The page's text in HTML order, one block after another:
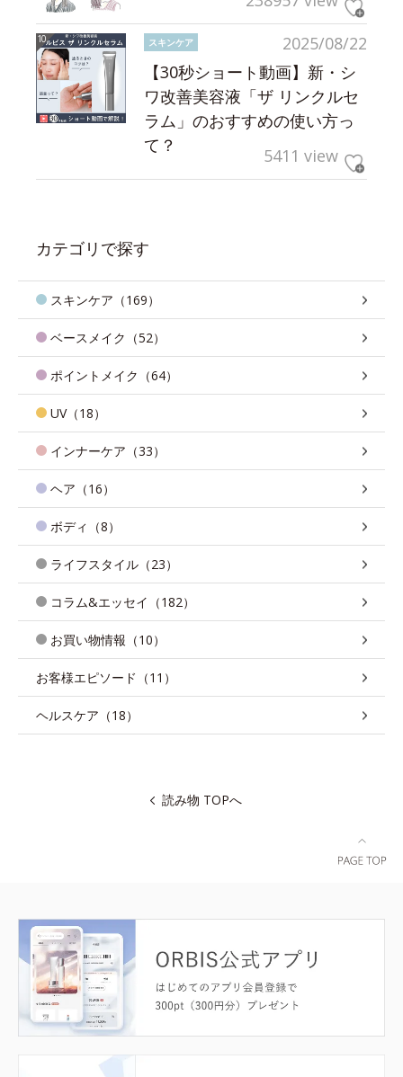
2025/08/22
スキンケア
【30秒ショート動画】新・シ
ワ改善美容液「ザ リンクルセ
ラム」のおすすめの使い方っ
て？
5411 view
カテゴリで探す
スキンケア（169）
ベースメイク（52）
ポイントメイク（64）
UV（18）
インナーケア（33）
ヘア（16）
ボディ（8）
ライフスタイル（23）
コラム&エッセイ（182）
お買い物情報（10）
お客様エピソード（11）
ヘルスケア（18）
読み物 TOPへ